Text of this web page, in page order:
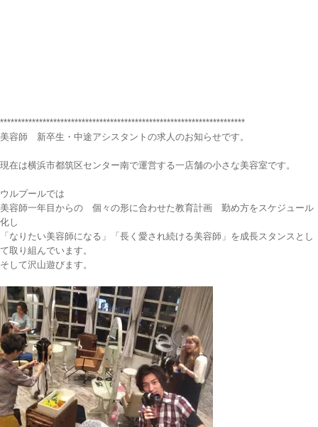
*********************************************************************
美容師 新卒生・中途アシスタントの求人のお知らせです。
現在は横浜市都筑区センター南で運営する一店舗の小さな美容室です。
ウルプールでは
美容師一年目からの 個々の形に合わせた教育計画 勤め方をスケジュール
化し
「なりたい美容師になる」「長く愛され続ける美容師」を成長スタンスとし
て取り組んでいます。
そして沢山遊びます。